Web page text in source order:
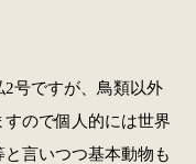
号ですが、鳥類以外
ので個人的には世界
言いつつ基本動物も